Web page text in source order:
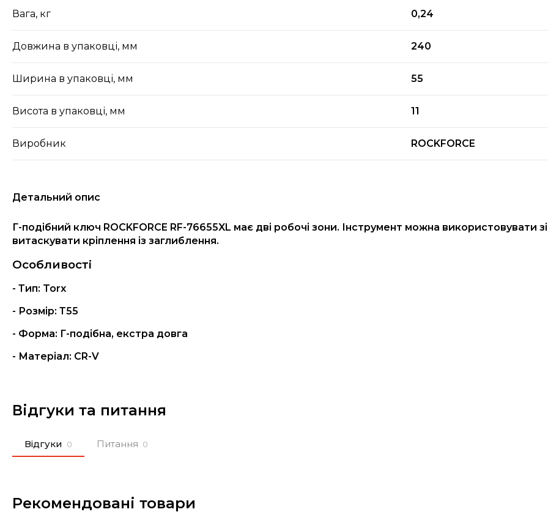
Вага, кг 0,24
Довжина в упаковці, мм 240
Ширина в упаковці, мм 55
Висота в упаковці, мм 11
Виробник ROCKFORCE
Детальний опис
Г-подібний ключ ROCKFORCE RF-76655XL має дві робочі зони. Інструмент можна використовувати
витаскувати кріплення із заглиблення.
Особливості
- Тип: Torx
- Розмір: Т55
- Форма: Г-подібна, екстра довга
- Матеріал: CR-V
Відгуки та питання
Відгуки 0 Питання 0
Рекомендовані товари